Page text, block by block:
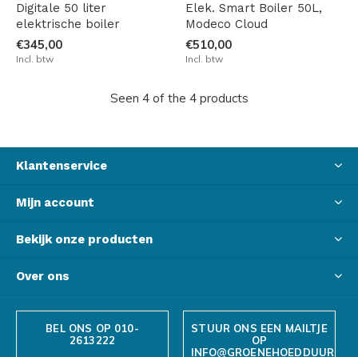
Digitale 50 liter
elektrische boiler
€345,00
Incl. btw
Elek. Smart Boiler 50L,
Modeco Cloud
€510,00
Incl. btw
Seen 4 of the 4 products
Klantenservice
Mijn account
Bekijk onze producten
Over ons
BEL ONS OP 010-
2613222
STUUR ONS EEN MAILTJE
OP